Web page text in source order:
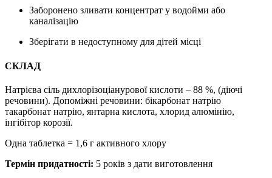
Заборонено зливати концентрат у водойми або
каналізацію
Зберігати в недоступному для дітей місці
СКЛАД
Натрієва сіль дихлорізоціанурової кислоти – 88 %, (діючі
речовини). Допоміжні речовини: бікарбонат натрію
такарбонат натрію, янтарна кислота, хлорид алюмінію,
інгібітор корозії.
Одна таблетка = 1,6 г активного хлору
Термін придатності: 5 років з дати виготовлення